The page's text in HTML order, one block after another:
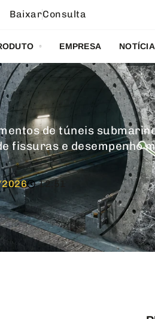
BaixarConsulta
EMPRESA
de túneis
fissuras e desempenho
12:51